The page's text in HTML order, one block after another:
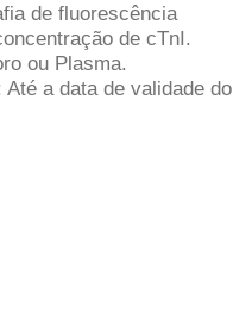
de fluorescência
de cTnI.
ou Plasma.
a data de validade